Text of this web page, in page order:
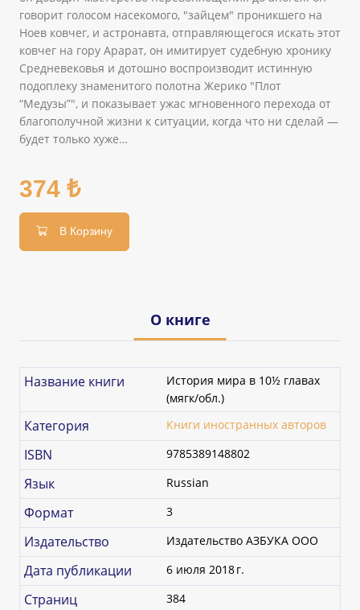
говорит голосом насекомого, "зайцем" проникшего на
Ноев ковчег, и астронавта, отправляющегося искать этот
ковчег на гору Арарат, он имитирует судебную хронику
Средневековья и дотошно воспроизводит истинную
подоплеку знаменитого полотна Жерико "Плот
“Медузы”", и показывает ужас мгновенного перехода от
благополучной жизни к ситуации, когда что ни сделай —
будет только хуже…
374 ₺
В Корзину
О книге
Название книги
История мира в 10½ главах
(мягк/обл.)
Категория Книги иностранных авторов
ISBN 9785389148802
Язык Russian
Формат 3
Издательство Издательство АЗБУКА ООО
Дата публикации 6 июля 2018 г.
Страниц 384